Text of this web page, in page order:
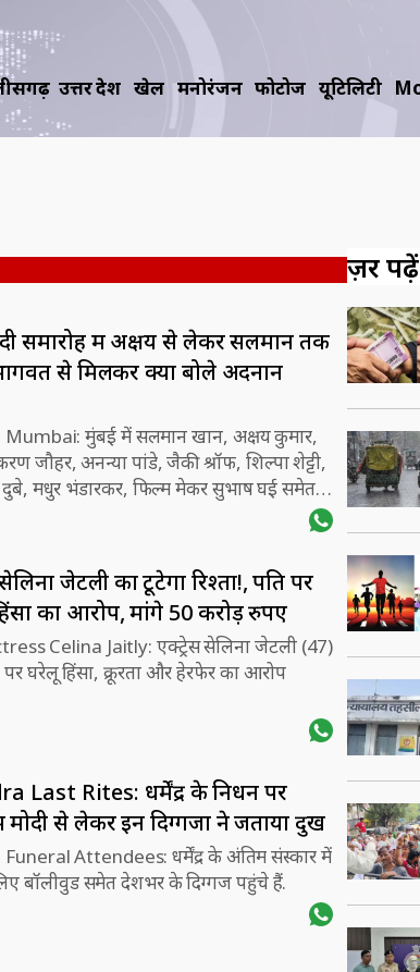
उत्तर प्रदेश खेल मनोरंजन फोटोज यूटिलिटी
समारोह में अक्षय से लेकर सलमान तक
से मिलकर क्या बोले अदनान
Mumbai: मुंबई में सलमान खान, अक्षय कुमार,
दुबे, मधुर भंडारकर, फिल्म मेकर सुभाष घई समेत
भागवत को सुनने पहुंचीं.
जेटली का टूटेगा रिश्ता!, पति पर
का आरोप, मांगे 50 करोड़ रुपए
Celina Jaitly: एक्ट्रेस सेलिना जेटली (47)
पर घरेलू हिंसा, क्रूरता और हेरफेर का आरोप
Last Rites: धर्मेंद्र के निधन पर
मोदी से लेकर इन दिग्गजों ने जताया दुख
Attendees: धर्मेंद्र के अंतिम संस्कार में
बॉलीवुड समेत देशभर के दिग्गज पहुंचे हैं.
ज़रूर पढ़ें